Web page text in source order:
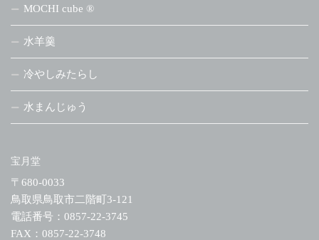
MOCHI cube ®
水羊羹
冷やしみたらし
水まんじゅう
宝月堂
〒680-0033
鳥取県鳥取市二階町3-121
電話番号：0857-22-3745
FAX：0857-22-3748